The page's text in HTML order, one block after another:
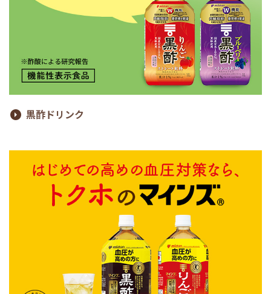
黒酢ドリンク